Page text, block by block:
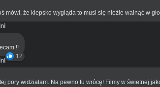
mówi, że kiepsko wygląda to musi się nieźle walnąć w
!!
12
pory widziałam. Na pewno tu wrócę! Filmy w świetnej